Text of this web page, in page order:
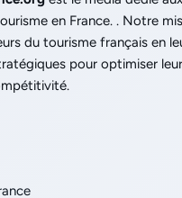
en France. . Notre
du tourisme français en
pour optimiser